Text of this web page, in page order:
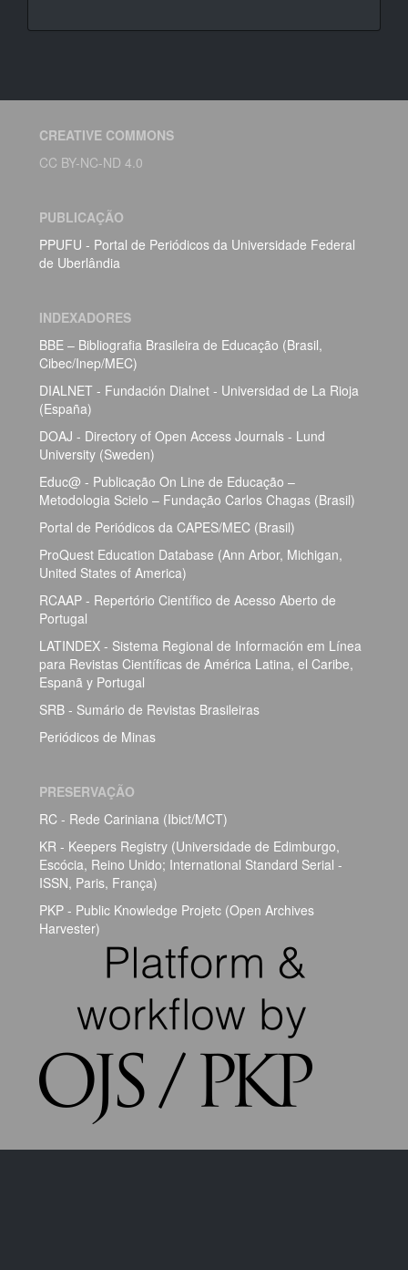
CREATIVE COMMONS
CC BY-NC-ND 4.0
PUBLICAÇÃO
PPUFU - Portal de Periódicos da Universidade Federal
de Uberlândia
INDEXADORES
BBE – Bibliografia Brasileira de Educação (Brasil,
Cibec/Inep/MEC)
DIALNET - Fundación Dialnet - Universidad de La Rioja
(España)
DOAJ - Directory of Open Access Journals - Lund
University (Sweden)
Educ@ - Publicação On Line de Educação –
Metodologia Scielo – Fundação Carlos Chagas (Brasil)
Portal de Periódicos da CAPES/MEC (Brasil)
ProQuest Education Database (Ann Arbor, Michigan,
United States of America)
RCAAP - Repertório Científico de Acesso Aberto de
Portugal
LATINDEX - Sistema Regional de Información em Línea
para Revistas Científicas de América Latina, el Caribe,
Espanã y Portugal
SRB - Sumário de Revistas Brasileiras
Periódicos de Minas
PRESERVAÇÃO
RC - Rede Cariniana (Ibict/MCT)
KR - Keepers Registry (Universidade de Edimburgo,
Escócia, Reino Unido; International Standard Serial -
ISSN, Paris, França)
PKP - Public Knowledge Projetc (Open Archives
Harvester)